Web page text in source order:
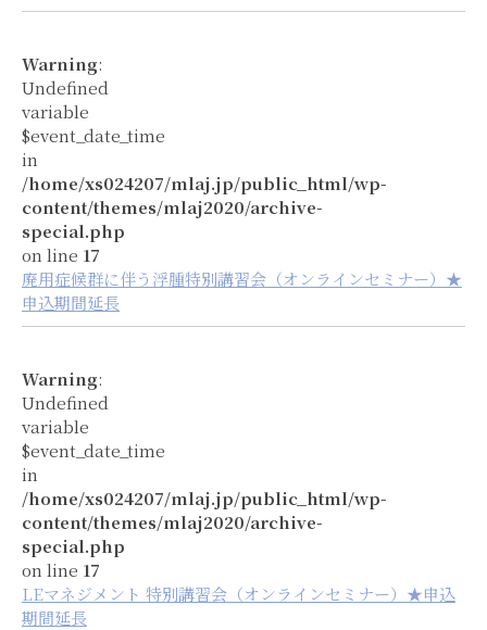
Warning:
Undefined
variable
$event_date_time
in
/home/xs024207/mlaj.jp/public_html/wp-
content/themes/mlaj2020/archive-
special.php
on line 17
廃用症候群に伴う浮腫特別講習会（オンラインセミナー）★
申込期間延長
Warning:
Undefined
variable
$event_date_time
in
/home/xs024207/mlaj.jp/public_html/wp-
content/themes/mlaj2020/archive-
special.php
on line 17
LEマネジメント 特別講習会（オンラインセミナー）★申込
期間延長